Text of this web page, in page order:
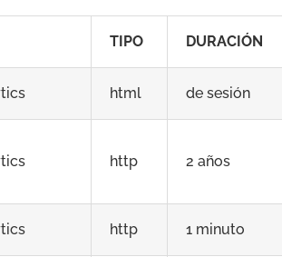
TIPO DURACIÓN
html de sesión
http 2 años
http 1 minuto